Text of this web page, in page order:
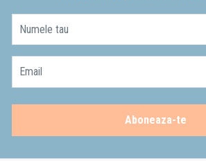
Numele tau
Email
Aboneaza-te